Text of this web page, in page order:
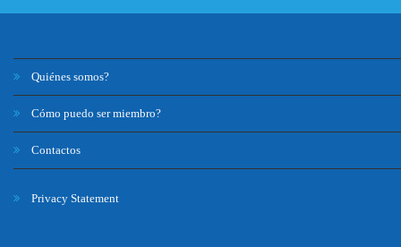
Quiénes somos?
Cómo puedo ser miembro?
Contactos
Privacy Statement